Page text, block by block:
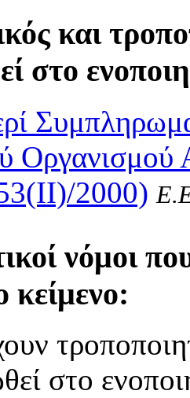
και
στο
2000)
νόμοι
κείμενο:
στο